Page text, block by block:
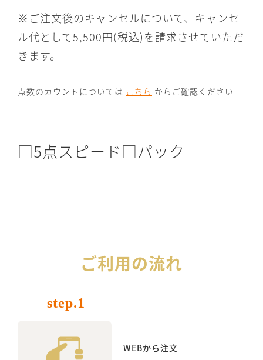
※ご注文後のキャンセルについて、キャンセ
ル代として5,500円(税込)を請求させていただ
きます。
点数のカウントについては こちら からご確認ください
□5点スピード□パック
ご利用の流れ
step.1
WEBから注文